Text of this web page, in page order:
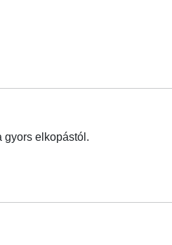
gyors elkopástól.